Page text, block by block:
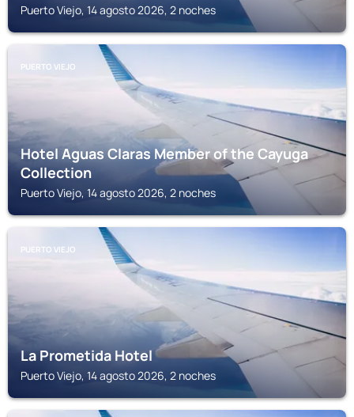
Puerto Viejo, 14 agosto 2026, 2 noches
PUERTO VIEJO
Hotel Aguas Claras Member of the Cayuga
Collection
Puerto Viejo, 14 agosto 2026, 2 noches
PUERTO VIEJO
La Prometida Hotel
Puerto Viejo, 14 agosto 2026, 2 noches